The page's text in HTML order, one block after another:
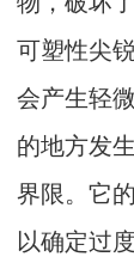
可塑性尖锐
会产生轻
的地方发
界限。它
以确定过